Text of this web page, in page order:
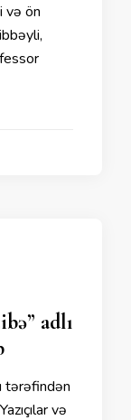
və ön
adlı
tərəfindən
və